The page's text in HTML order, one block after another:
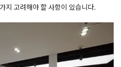
지 고려해야 할 사항이 있습니다.